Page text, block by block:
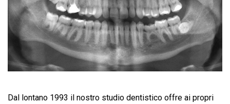
Dal lontano 1993 il nostro studio dentistico offre ai propri